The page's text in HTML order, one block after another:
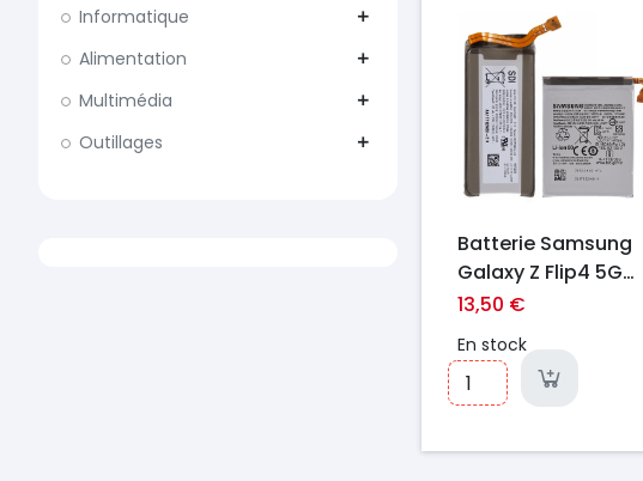
Informatique add
Alimentation add
Multimédia add
Outillages add
Prix
Batterie Samsung
Galaxy Z Flip4 5G
F723/ F724 (Pack de
13,50 €
En stock